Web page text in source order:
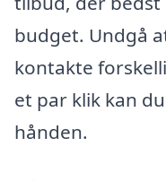
budget. Undgå
kontakte
et par klik kan
hånden.